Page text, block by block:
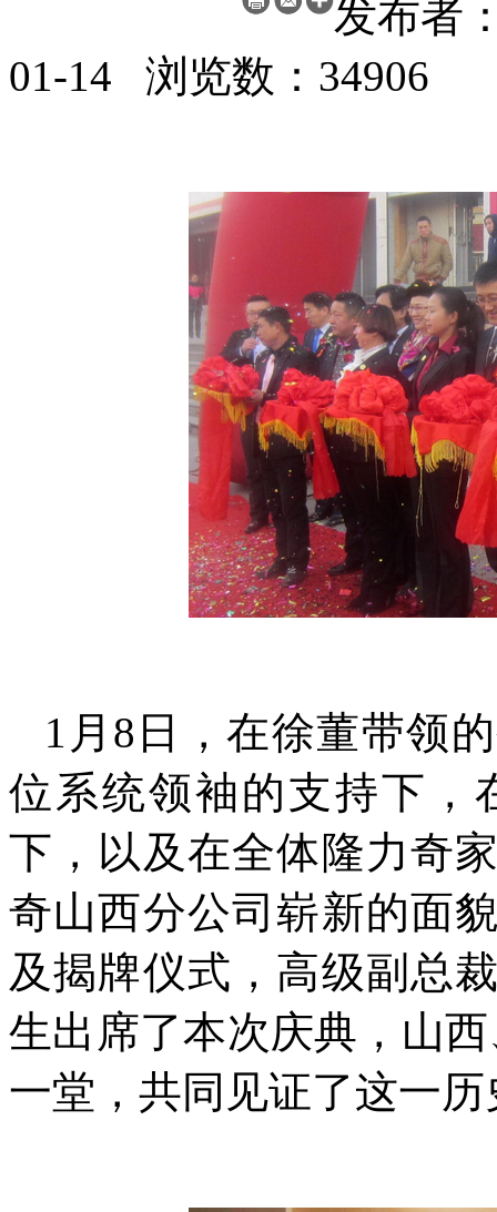
发布者
01-14 浏览数：34906
1月8日，在徐董带领
位系统领袖的支持下，
下，以及在全体隆力奇
奇山西分公司崭新的面
及揭牌仪式，高级副总
生出席了本次庆典，山
一堂，共同见证了这一